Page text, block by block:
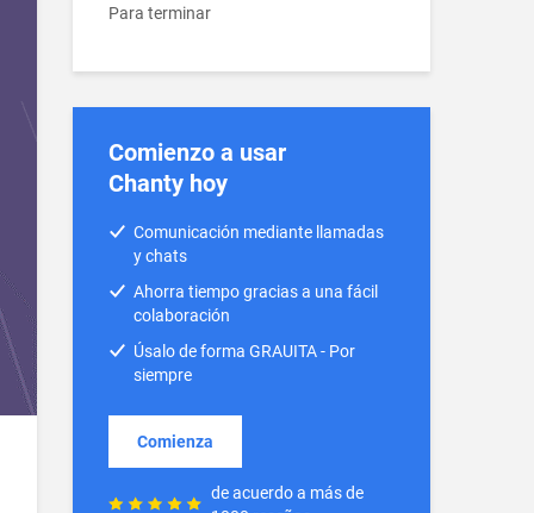
Para terminar
Comienzo a usar
Chanty hoy
Comunicación mediante llamadas
y chats
Ahorra tiempo gracias a una fácil
colaboración
Úsalo de forma GRAUITA - Por
siempre
Comienza
de acuerdo a más de